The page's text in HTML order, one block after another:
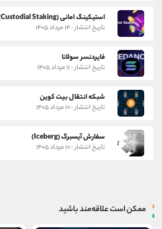
استیکینگ امانی (Custodial Staking)
تاریخ انتشار : ۱۴ مرداد ۱۴۰۵
فایردنسر سولانا
تاریخ انتشار : ۱۱ مرداد ۱۴۰۵
شبکه انتقال بیت کوین
تاریخ انتشار : ۱۰ مرداد ۱۴۰۵
سفارش آیسبرگ (Iceberg)
تاریخ انتشار : ۱۰ مرداد ۱۴۰۵
ممکن است علاقه‌مند باشید